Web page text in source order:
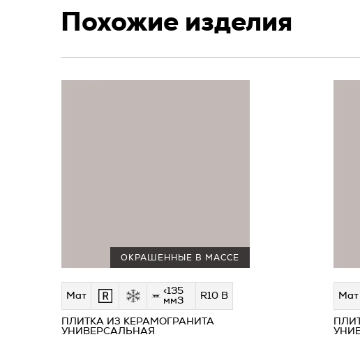
Похожие изделия
ОКРАШЕННЫЕ В МАССЕ
Мат
<135
мм3
R10 B
ПЛИТКА ИЗ КЕРАМОГРАНИТА
УНИВЕРСАЛЬНАЯ
Мат